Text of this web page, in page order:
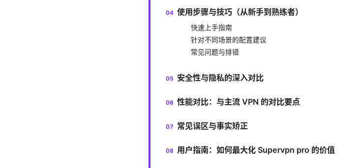
使用步骤与技巧（从新手到熟练者）
快速上手指南
针对不同场景的配置建议
常见问题与排错
安全性与隐私的深入对比
性能对比：与主流 VPN 的对比要点
常见误区与事实矫正
用户指南：如何最大化 Supervpn pro 的价值